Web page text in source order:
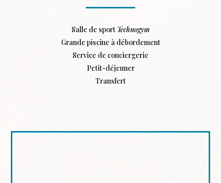
Salle de sport Technogym
Grande piscine à débordement
Service de conciergerie
Petit-déjeuner
Transfert